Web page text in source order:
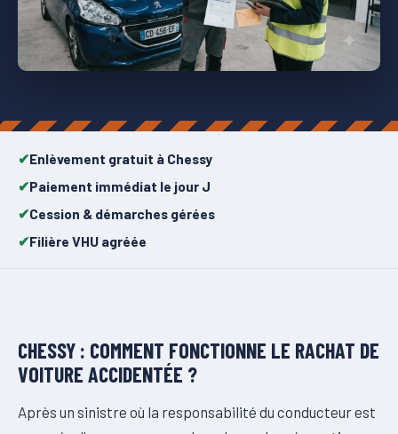
Enlèvement gratuit à Chessy
Paiement immédiat le jour J
Cession & démarches gérées
Filière VHU agréée
CHESSY : COMMENT FONCTIONNE LE RACHAT DE
VOITURE ACCIDENTÉE ?
Après un sinistre où la responsabilité du conducteur est